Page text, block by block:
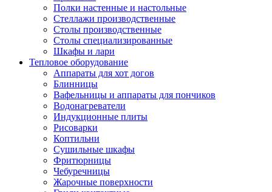
Полки настенные и настольные
Стеллажи производственные
Столы производственные
Столы специализированные
Шкафы и лари
Тепловое оборудование
Аппараты для хот догов
Блинницы
Вафельницы и аппараты для пончиков
Водонагреватели
Индукционные плиты
Рисоварки
Коптильни
Сушильные шкафы
Фритюрницы
Чебуречницы
Жарочные поверхности